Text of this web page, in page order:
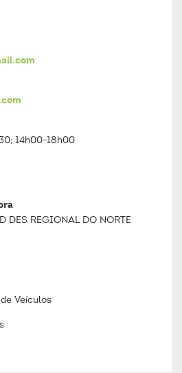
14h00-18h00
DES REGIONAL DO NORTE
Veículos